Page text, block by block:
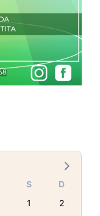
S
D
1
2